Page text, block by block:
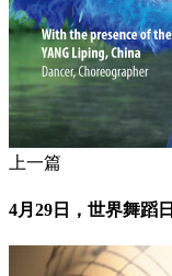
上一篇
4月29日，世界舞蹈日